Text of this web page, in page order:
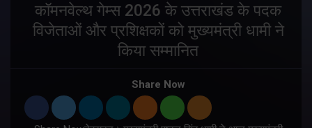
कॉमनवेल्थ गेम्स 2026 के उत्तराखंड के पदक
विजेताओं और प्रशिक्षकों को मुख्यमंत्री धामी ने
किया सम्मानित
Share Now